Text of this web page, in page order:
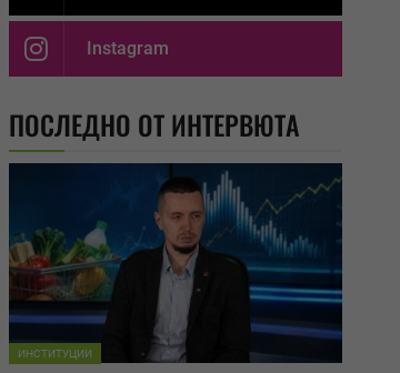
Instagram
ПОСЛЕДНО ОТ ИНТЕРВЮТА
ИНСТИТУЦИИ